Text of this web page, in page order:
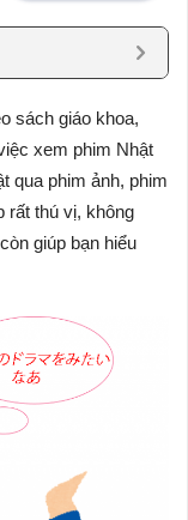
sách giáo khoa,
xem phim Nhật
qua phim ảnh, phim
rất thú vị, không
giúp bạn hiểu